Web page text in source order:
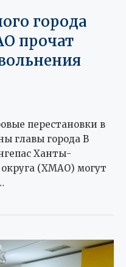
города
прочат
перестановки в
главы города В
Ханты-
(ХМАО) могут